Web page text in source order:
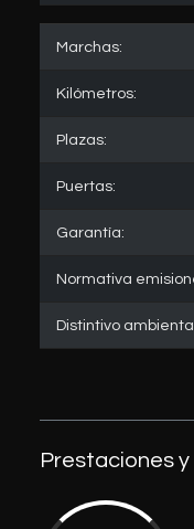
Marchas:
Kilómetros:
Plazas:
Puertas:
Garantía:
Normativa
Distintivo
Prestaciones